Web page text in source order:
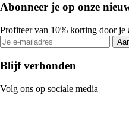
Abonneer je op onze
Profiteer van 10% korting door je
Blijf verbonden
Volg ons op sociale media